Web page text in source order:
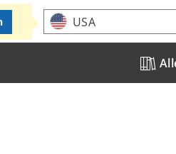
Standort
USA